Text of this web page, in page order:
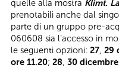
quelle alla mostra Klimt.
prenotabili anche dal
parte di un gruppo pre-
060608 sia l’accesso in
le seguenti opzioni: 27 29
ore 11.20; 28 30 dicembre